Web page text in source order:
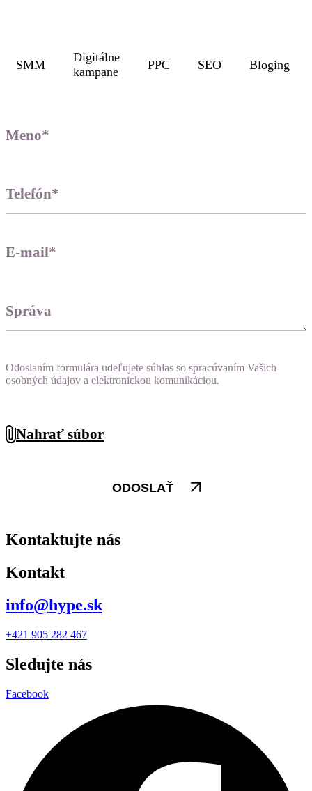
SMM
Digitálne
kampane
PPC SEO Bloging
Meno*
Telefón*
E-mail*
Správa
Odoslaním formulára udeľujete súhlas so spracúvaním Vašich
osobných údajov a elektronickou komunikáciou.
Nahrať súbor
ODOSLAŤ
Kontaktujte nás
Kontakt
info@hype.sk
+421 905 282 467
Sledujte nás
Facebook